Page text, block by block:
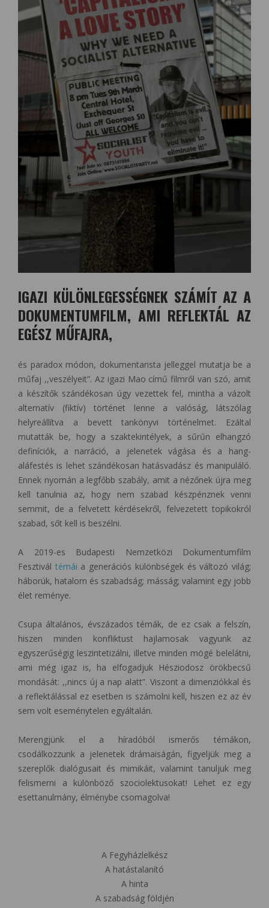
IGAZI KÜLÖNLEGESSÉGNEK SZÁMÍT AZ A
DOKUMENTUMFILM, AMI REFLEKTÁL AZ
EGÉSZ MŰFAJRA,
és paradox módon, dokumentarista jelleggel mutatja be a
műfaj ,,veszélyeit”. Az igazi Mao című filmről van szó, amit
a készítők szándékosan úgy vezettek fel, mintha a vázolt
alternatív (fiktív) történet lenne a valóság, látszólag
helyreállítva a bevett tankönyvi történelmet. Ezáltal
mutatták be, hogy a szaktekintélyek, a sűrűn elhangzó
definíciók, a narráció, a jelenetek vágása és a hang-
aláfestés is lehet szándékosan hatásvadász és manipuláló.
Ennek nyomán a legfőbb szabály, amit a nézőnek újra meg
kell tanulnia az, hogy nem szabad készpénznek venni
semmit, de a felvetett kérdésekről, felvezetett topikokról
szabad, sőt kell is beszélni.
A 2019-es Budapesti Nemzetközi Dokumentumfilm
Fesztivál témái a generációs különbségek és változó világ;
háborúk, hatalom és szabadság; másság; valamint egy jobb
élet reménye.
Csupa általános, évszázados témák, de ez csak a felszín,
hiszen minden konfliktust hajlamosak vagyunk az
egyszerűségig leszintetizálni, illetve minden mögé belelátni,
ami még igaz is, ha elfogadjuk Hésziodosz örökbecsű
mondását: ,,nincs új a nap alatt”. Viszont a dimenziókkal és
a reflektálással ez esetben is számolni kell, hiszen ez az év
sem volt eseménytelen egyáltalán.
Merengjünk el a híradóból ismerős témákon,
csodálkozzunk a jelenetek drámaiságán, figyeljük meg a
szereplők dialógusait és mimikáit, valamint tanuljuk meg
felismerni a különböző szociolektusokat! Lehet ez egy
esettanulmány, élménybe csomagolva!
A Fegyházlelkész
A hatástalanító
A hinta
A szabadság földjén